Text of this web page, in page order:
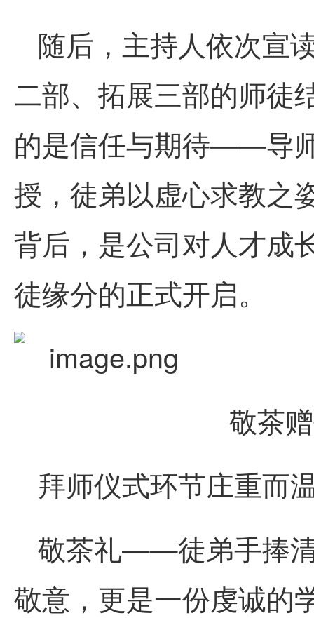
随后，主持人依次宣
二部、拓展三部的师徒
的是信任与期待——导
授，徒弟以虚心求教之
背后，是公司对人才成
徒缘分的正式开启。
敬茶
拜师仪式环节庄重而
敬茶礼——徒弟手捧
敬意，更是一份虔诚的